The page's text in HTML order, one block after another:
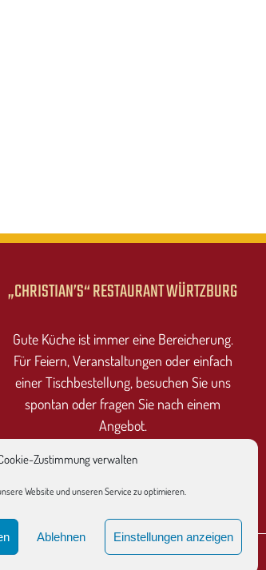
Zustimmung verwalten
Website und unseren Service zu optimieren.
Ablehnen Einstellungen anzeigen
„CHRISTIAN’S“ RESTAURANT WÜRTZBURG
Gute Küche ist immer eine Bereicherung.
Für Feiern, Veranstaltungen oder einfach
einer Tischbestellung, besuchen Sie uns
spontan oder fragen Sie nach einem
Angebot.